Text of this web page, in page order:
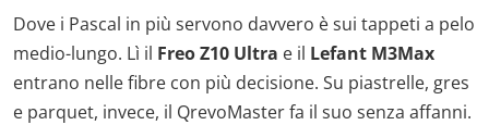
Dove i Pascal in più servono davvero è sui tappeti a pelo
medio-lungo. Lì il Freo Z10 Ultra e il Lefant M3Max
entrano nelle fibre con più decisione. Su piastrelle, gres
e parquet, invece, il QrevoMaster fa il suo senza affanni.